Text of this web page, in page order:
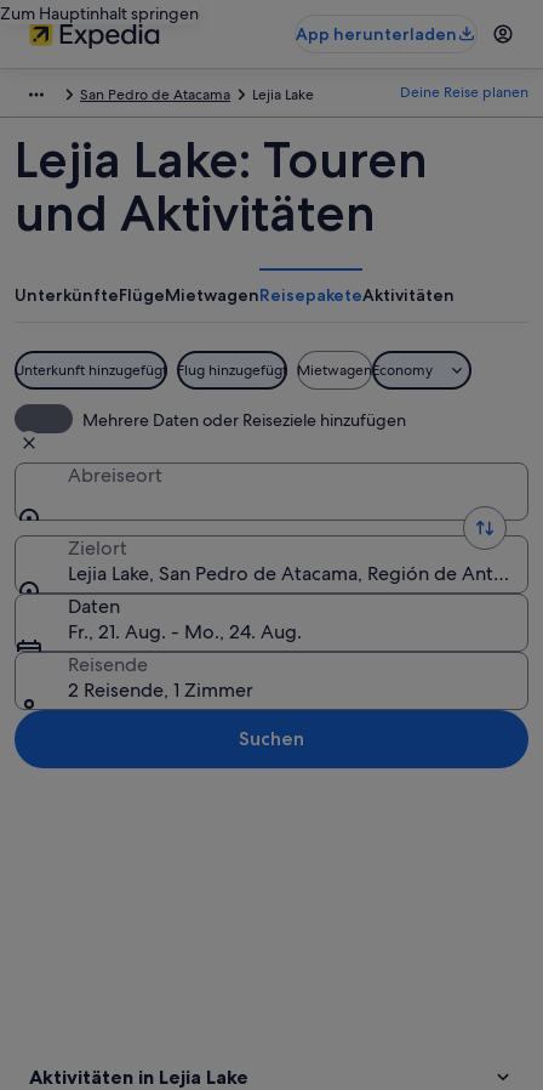
Zum Hauptinhalt springen
App herunterladen
San Pedro de Atacama Lejia Lake Deine Reise planen
Lejia Lake: Touren
und Aktivitäten
UnterkünfteFlügeMietwagenReisepaketeAktivitäten
Unterkunft hinzugefügt Flug hinzugefügt MietwagenEconomy
Mehrere Daten oder Reiseziele hinzufügen
Abreiseort
Zielort
Lejia Lake, San Pedro de Atacama, Región de
Daten
Fr., 21. Aug. - Mo., 24. Aug.
Reisende
2 Reisende, 1 Zimmer
Suchen
Aktivitäten in Lejia Lake